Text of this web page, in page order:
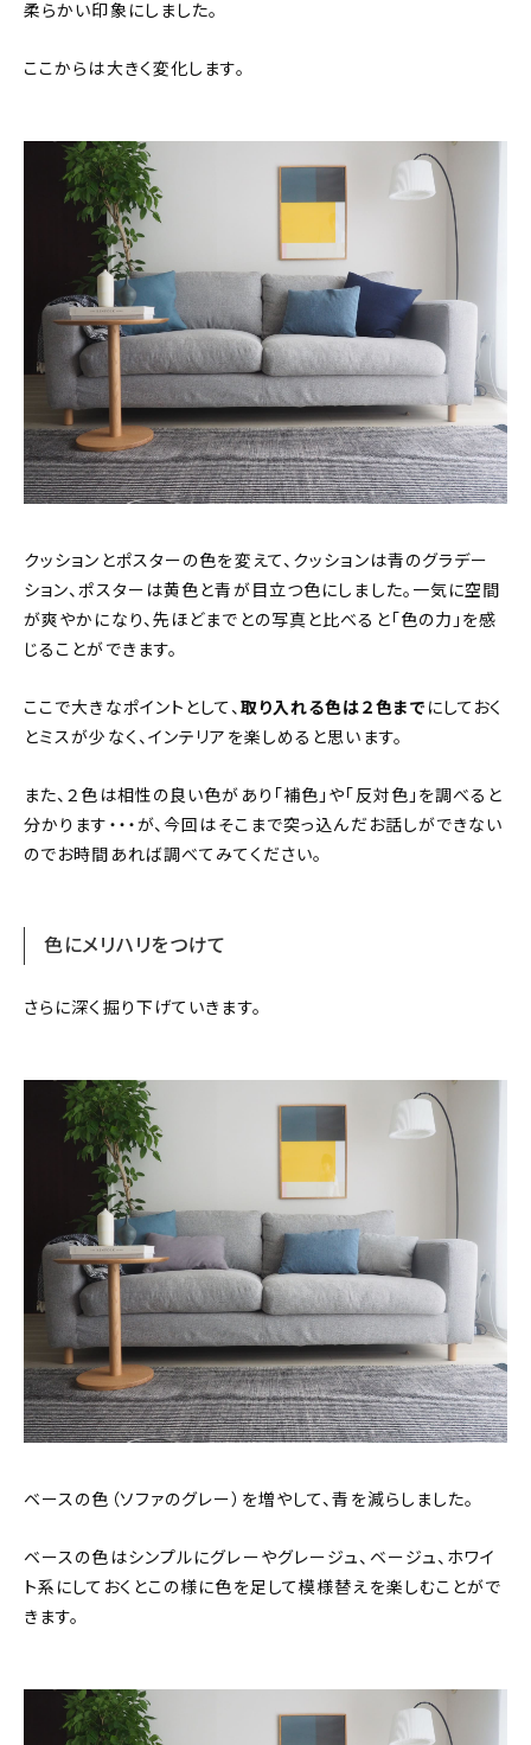
柔らかい印象にしました。
ここからは大きく変化します。
クッションとポスターの色を変えて、クッションは青のグラデー
ション、ポスターは黄色と青が目立つ色にしました。一気に空間
が爽やかになり、先ほどまでとの写真と比べると「色の力」を感
じることができます。
ここで大きなポイントとして、取り入れる色は２色まで にしておく
とミスが少なく、インテリアを楽しめると思います。
また、２色は相性の良い色があり「補色」や「反対色」を調べると
分かります・・・が、今回はそこまで突っ込んだお話しができない
のでお時間あれば調べてみてください。
色にメリハリをつけて
さらに深く掘り下げていきます。
ベースの色（ソファのグレー）を増やして、青を減らしました。
ベースの色はシンプルにグレーやグレージュ、ベージュ、ホワイ
ト系にしておくとこの様に色を足して模様替えを楽しむことがで
きます。